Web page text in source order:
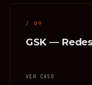
/ 09
GSK —
VER CASO